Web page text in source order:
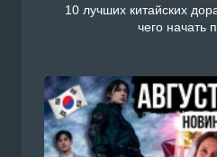
10 лучших китайских
чего начать